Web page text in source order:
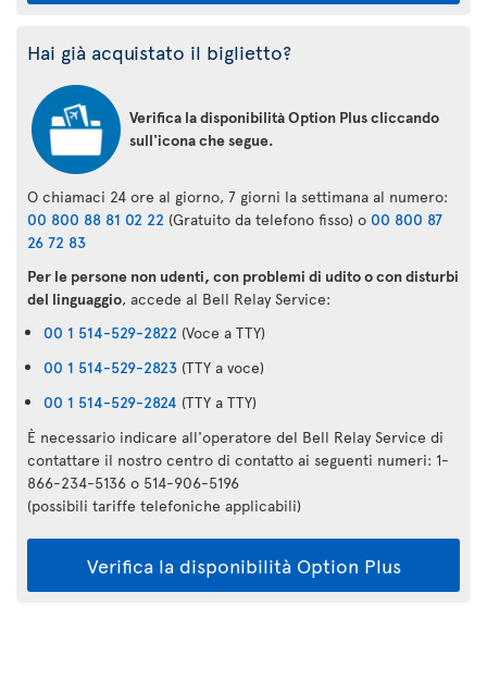
Hai già acquistato il biglietto?
Verifica la disponibilità Option Plus cliccando
sull'icona che segue.
O chiamaci 24 ore al giorno, 7 giorni la settimana al numero:
00 800 88 81 02 22 (Gratuito da telefono fisso) o 00 800 87
26 72 83
Per le persone non udenti, con problemi di udito o con disturbi
del linguaggio, accede al Bell Relay Service:
00 1 514-529-2822 (Voce a TTY)
00 1 514-529-2823 (TTY a voce)
00 1 514-529-2824 (TTY a TTY)
È necessario indicare all'operatore del Bell Relay Service di
contattare il nostro centro di contatto ai seguenti numeri: 1-
866-234-5136 o 514-906-5196
(possibili tariffe telefoniche applicabili)
Verifica la disponibilità Option Plus